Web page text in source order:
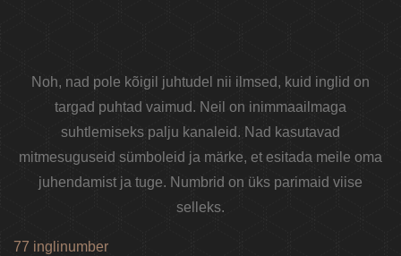
Noh, nad pole kõigil juhtudel nii ilmsed, kuid inglid on
targad puhtad vaimud. Neil on inimmaailmaga
suhtlemiseks palju kanaleid. Nad kasutavad
mitmesuguseid sümboleid ja märke, et esitada meile oma
juhendamist ja tuge. Numbrid on üks parimaid viise
selleks.
77 inglinumber